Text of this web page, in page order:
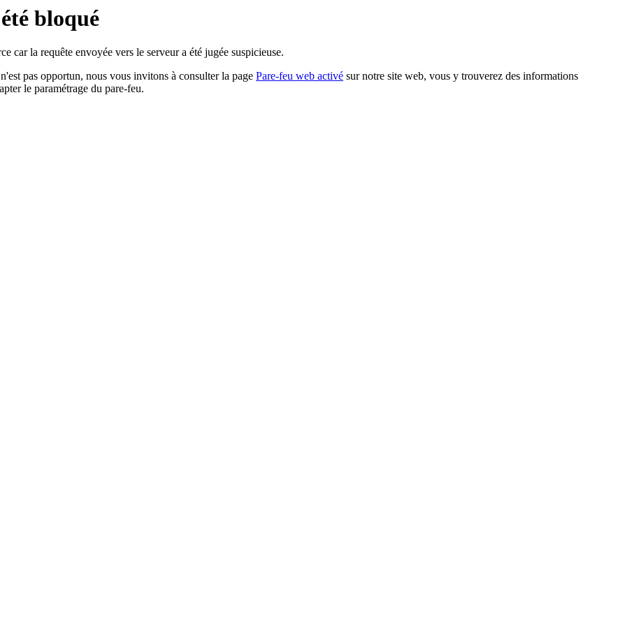
bloqué
car la requête envoyée vers le serveur a été jugée suspicieuse.
pas opportun, nous vous invitons à consulter la page Pare-feu web activé sur notre site web, vous y trouverez des informations
le paramétrage du pare-feu.